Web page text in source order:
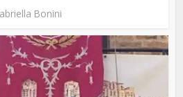
Bonini